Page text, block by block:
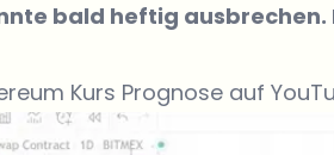
bald heftig ausbrechen.
Kurs Prognose auf